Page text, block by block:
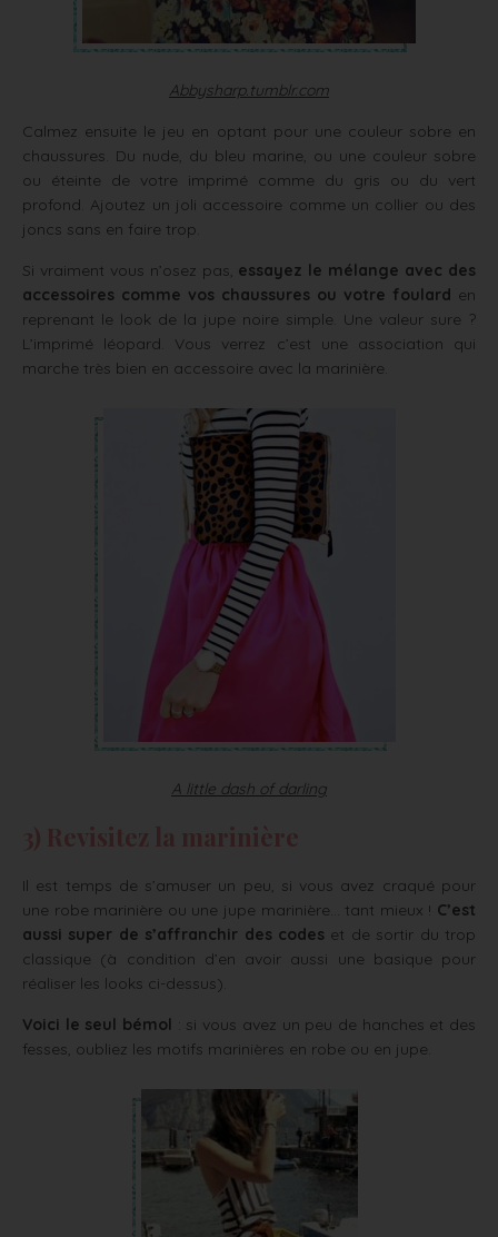
Abbysharp.tumblr.com
Calmez ensuite le jeu en optant pour une couleur sobre en
chaussures. Du nude, du bleu marine, ou une couleur sobre
ou éteinte de votre imprimé comme du gris ou du vert
profond. Ajoutez un joli accessoire comme un collier ou des
joncs sans en faire trop.
Si vraiment vous n’osez pas, essayez le mélange avec des
accessoires comme vos chaussures ou votre foulard en
reprenant le look de la jupe noire simple. Une valeur sure ?
L’imprimé léopard. Vous verrez c’est une association qui
marche très bien en accessoire avec la marinière.
A little dash of darling
Il est temps de s’amuser un peu, si vous avez craqué pour
une robe marinière ou une jupe marinière… tant mieux ! C’est
aussi super de s’affranchir des codes et de sortir du trop
classique (à condition d’en avoir aussi une basique pour
réaliser les looks ci-dessus).
Voici le seul bémol : si vous avez un peu de hanches et des
fesses, oubliez les motifs marinières en robe ou en jupe.